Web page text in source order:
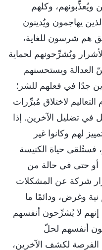
ويُعذِّبونهم، وكلهم
يهاجمون ويُدينون
هم شرسون للغاية،
ويُشرِّحونهم لحماية
ويستحسنهم
جدًا في فعلهم للشر؛
لاختلاق مُبرِّرات
في تضليل الآخرين. إذا
لهم وكانوا غير
فستُلقى حياة الكنيسة
أو حتى في حالة من
شركة عن المشكلات
نية وغرض، ودائمًا ما
لا يُشرِّحون أنفسهم
أنفسهم لحلّ
الفرصة لكشف الآخرين،